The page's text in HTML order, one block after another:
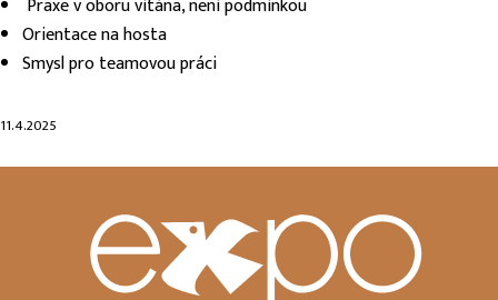
Praxe v oboru vítána, není podmínkou
Orientace na hosta
Smysl pro teamovou práci
11.4.2025